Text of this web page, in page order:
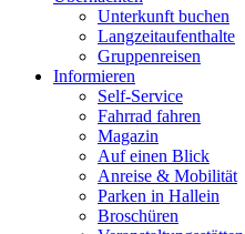
Unterkunft buchen
Langzeitaufenthalte
Gruppenreisen
Informieren
Self-Service
Fahrrad fahren
Magazin
Auf einen Blick
Anreise & Mobilität
Parken in Hallein
Broschüren